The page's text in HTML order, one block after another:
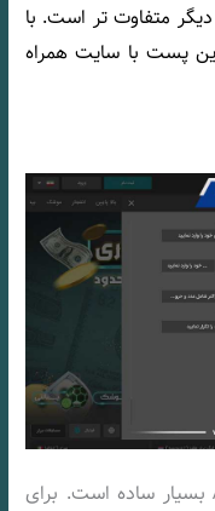
متفاوت تر است. با
پست با سایت همراه
ثبت نام در سایت آریان بت ArianBet بسیار ساده است. برای